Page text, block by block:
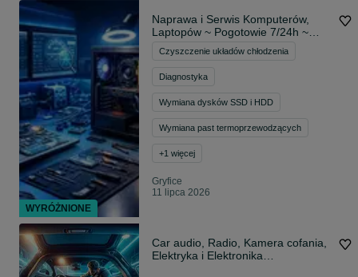
Naprawa i Serwis Komputerów,
Laptopów ~ Pogotowie 7/24h ~
Elektronika
Czyszczenie układów chłodzenia
Diagnostyka
Wymiana dysków SSD i HDD
Wymiana past termoprzewodzących
+1 więcej
Gryfice
11 lipca 2026
Car audio, Radio, Kamera cofania,
Elektryka i Elektronika
WYRÓŻNIONE